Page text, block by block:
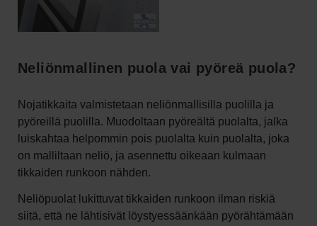
Neliönmallinen puola vai pyöreä puola?
Nojatikkaita valmistetaan neliönmallisilla puolilla ja
pyöreillä puolilla. Muodoltaan pyöreältä puolalta, jalka
luiskahtaa helpommin pois puolalta kuin puolalta, joka
on malliltaan neliö, ja asennettu oikeaan kulmaan
tikkaiden runkoon nähden.
Neliöpuolat lukittuvat tikkaiden runkoon ilman riskiä
siitä, että ne lähtisivät löystyessäänkään pyörähtämään